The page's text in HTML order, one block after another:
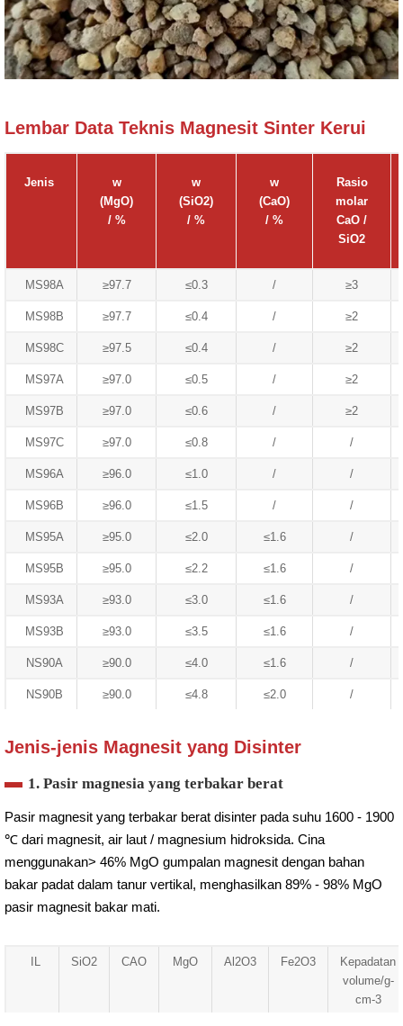
Lembar Data Teknis Magnesit Sinter Kerui
Jenis
w
(MgO)
/ %
w
(SiO2)
/ %
w
(CaO)
/ %
Rasio
molar
CaO /
SiO2
MS98A ≥97.7 ≤0.3 / ≥3
MS98B ≥97.7 ≤0.4 / ≥2
MS98C ≥97.5 ≤0.4 / ≥2
MS97A ≥97.0 ≤0.5 / ≥2
MS97B ≥97.0 ≤0.6 / ≥2
MS97C ≥97.0 ≤0.8 / /
MS96A ≥96.0 ≤1.0 / /
MS96B ≥96.0 ≤1.5 / /
MS95A ≥95.0 ≤2.0 ≤1.6 /
MS95B ≥95.0 ≤2.2 ≤1.6 /
MS93A ≥93.0 ≤3.0 ≤1.6 /
MS93B ≥93.0 ≤3.5 ≤1.6 /
NS90A ≥90.0 ≤4.0 ≤1.6 /
NS90B ≥90.0 ≤4.8 ≤2.0 /
Jenis-jenis Magnesit yang Disinter
1. Pasir magnesia yang terbakar berat
Pasir magnesit yang terbakar berat disinter pada suhu 1600 - 1900
℃ dari magnesit, air laut / magnesium hidroksida. Cina
menggunakan> 46% MgO gumpalan magnesit dengan bahan
bakar padat dalam tanur vertikal, menghasilkan 89% - 98% MgO
pasir magnesit bakar mati.
IL SiO2 CAO MgO Al2O3 Fe2O3
Kepadatan
volume/g-
cm-3